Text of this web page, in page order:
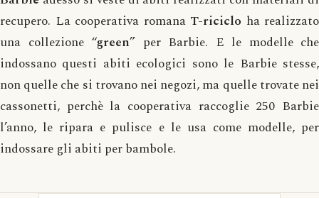
recupero. La cooperativa romanaT-riciclo ha realizzato
una collezione “green” per Barbie. E le modelle che
indossano questi abiti ecologici sono le Barbie stesse,
non quelle che si trovano nei negozi, ma quelle trovate nei
cassonetti, perchè la cooperativa raccoglie 250 Barbie
l’anno, le ripara e pulisce e le usa come modelle, per
indossare gli abiti per bambole.